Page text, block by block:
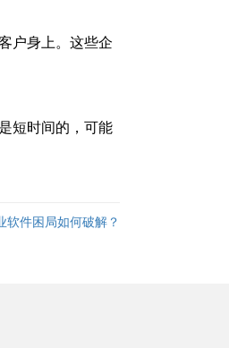
户身上。这些企
短时间的，可能
软件困局如何破解？